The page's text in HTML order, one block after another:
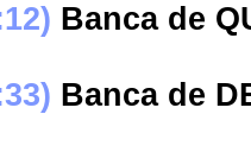
Banca de
Banca de